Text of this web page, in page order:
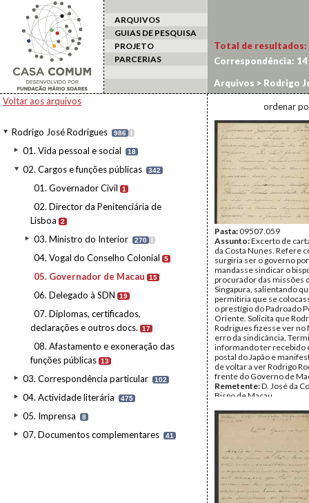
ARQUIVOS
GUIAS DE PESQUISA
PROJETO
PARCERIAS
Voltar aos arquivos
Rodrigo José Rodrigues 986 I
01. Vida pessoal e social 18
02. Cargos e funções públicas 342
01. Governador Civil 1
02. Director da Penitenciária de
Lisboa
2
03. Ministro do Interior 270 I
04. Vogal do Conselho Colonial 5
05. Governador de Macau 15
06. Delegado à SDN 19
07. Diplomas, certificados,
declarações e outros docs.
17
08. Afastamento e exoneração das
funções públicas 13
03. Correspondência particular 102
04. Actividade literária 475
05. Imprensa 8
07. Documentos complementares 41
Total de resultados:
Correspondência: 14
Arquivos > Rodrigo
ordenar
Pasta:09507.059
Assunto:Excerto de
da Costa Nunes. Refere
surgiria ser o governo
mandasse sindicar o
procurador das missões
Singapura, salientando
permitiria que se
o prestígio do Padroado
Oriente. Solicita que
Rodrigues fizesse ver
erro da sindicância.
informando ter recebido
postal do Japão e
de voltar a ver Rodrigo
frente do Governo de
Remetente:D. José da
Bispo de Macau
Rodrigues
Data: s.d.
Rodrigo José
Página(s): 9